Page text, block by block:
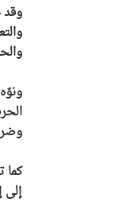
وقد
كما